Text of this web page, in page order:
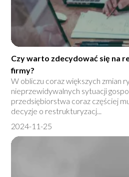
Czy warto zdecydować się na
firmy?
W obliczu coraz większych zmian
nieprzewidywalnych sytuacji
przedsiębiorstwa coraz częściej
decyzje o restrukturyzacj...
2024-11-25